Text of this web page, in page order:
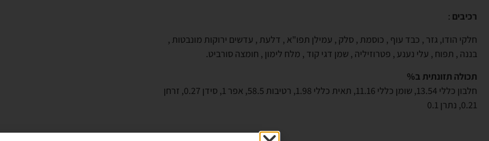
רכיבים :
חלקי הודו, גזר , כבד עוף , כוסמת , סלק , עמילן תפו"א , דלעת , עדשים ירוקות מונבטות ,
בננה , תפוח , עלי נענע , פטרוזיליה , שמן דגי קוד , מלח לימון , חומצה סורביט.
תכולה תזונתית ב%
חלבון כללי 13.54, שומן כללי 11.16, תאית כללי 1.98, רטיבות 58.5, אפר 1, סידן 0.27, זרחן
0.21, נתרן 0.1